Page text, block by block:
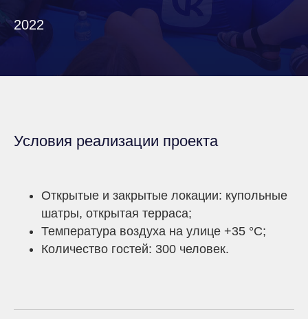
2022
Условия реализации проекта
Открытые и закрытые локации: купольные
шатры, открытая терраса;
Температура воздуха на улице +35 °С;
Количество гостей: 300 человек.